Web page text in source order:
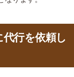
行を依頼し